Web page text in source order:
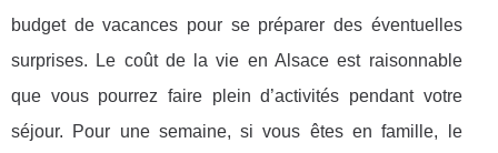
budget de vacances pour se préparer des éventuelles
surprises. Le coût de la vie en Alsace est raisonnable
que vous pourrez faire plein d’activités pendant votre
séjour. Pour une semaine, si vous êtes en famille, le